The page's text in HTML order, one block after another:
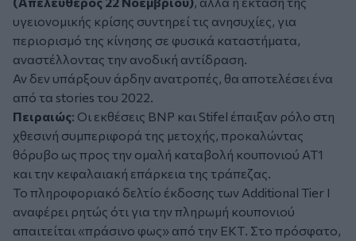
υγειονομικής κρίσης συντηρεί τις ανησυχίες, για
περιορισμό της κίνησης σε φυσικά καταστήματα,
αναστέλλοντας την ανοδική αντίδραση.
Αν δεν υπάρξουν άρδην ανατροπές, θα αποτελέσει ένα
από τα stories του 2022.
Πειραιώς: Οι εκθέσεις BNP και Stifel έπαιξαν ρόλο στη
χθεσινή συμπεριφορά της μετοχής, προκαλώντας
θόρυβο ως προς την ομαλή καταβολή κουπονιού ΑΤ1
και την κεφαλαιακή επάρκεια της τράπεζας.
Το πληροφοριακό δελτίο έκδοσης των Additional Tier I
αναφέρει ρητώς ότι για την πληρωμή κουπονιού
απαιτείται «πράσινο φως» από την ΕΚΤ. Στο πρόσφατο,